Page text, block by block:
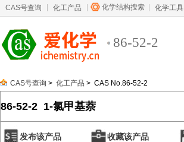
CAS号查询 化工产品 化学结构搜索 化学工具
86-52-2
CAS号查询 > 化工产品 > CAS No.86-52-2
86-52-2 1-氯甲基萘
发布该产品 收藏该产品